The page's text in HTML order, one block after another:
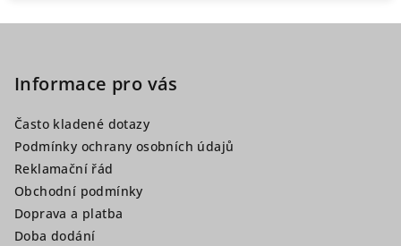
Informace pro vás
Často kladené dotazy
Podmínky ochrany osobních údajů
Reklamační řád
Obchodní podmínky
Doprava a platba
Doba dodání